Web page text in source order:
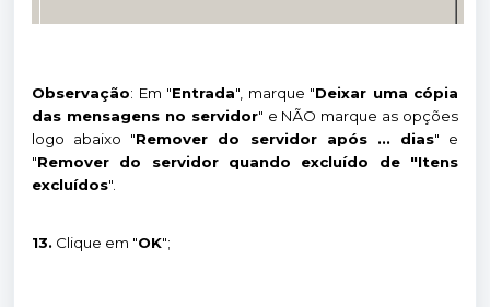
Observação: Em "Entrada", marque "Deixar uma cópia
das mensagens no servidor" e NÃO marque as opções
logo abaixo "Remover do servidor após ... dias" e
"Remover do servidor quando excluído de "Itens
excluídos".
13. Clique em "OK";